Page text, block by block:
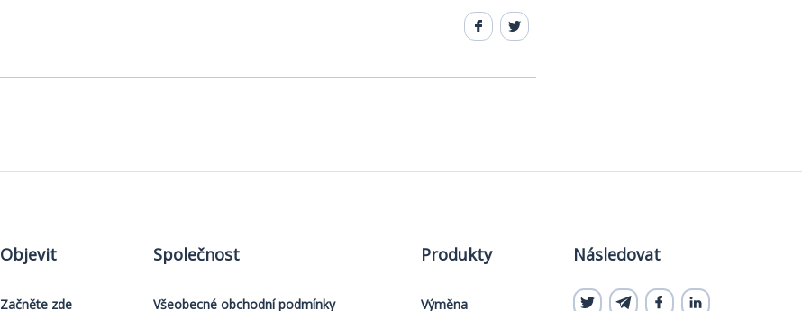
Objevit
Začněte zde
Společnost
Všeobecné obchodní podmínky
Produkty
Výměna
Následovat